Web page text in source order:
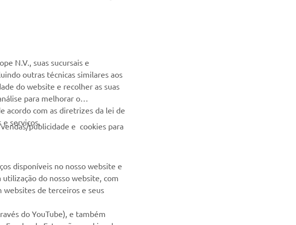
ao
peças
novos lançamentos e muito mais
processamos os seus dados pessoais:
N.V., suas sucursais e
outras técnicas similares aos
do website e recolher as suas
para melhorar o
acordo com as diretrizes da lei de
serviços.publicidade e cookies para
disponíveis no nosso website e
do nosso website, com
websites de terceiros e seus
do YouTube), e também